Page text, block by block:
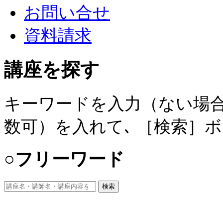
お問い合せ
資料請求
講座を探す
キーワードを入力（ない場
数可）を入れて､ ［検索］
○フリーワード
検索